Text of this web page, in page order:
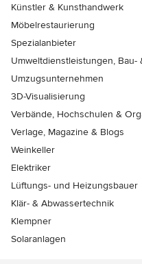
Künstler & Kunsthandwerk
Möbelrestaurierung
Spezialanbieter
Umweltdienstleistungen, Bau-
Umzugsunternehmen
3D-Visualisierung
Verbände, Hochschulen &
Verlage, Magazine & Blogs
Weinkeller
Elektriker
Lüftungs- und Heizungsbauer
Klär- & Abwassertechnik
Klempner
Solaranlagen